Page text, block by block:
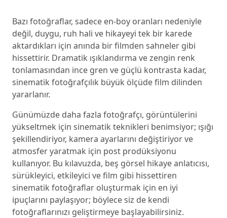
Bazı fotoğraflar, sadece en-boy oranları nedeniyle
değil, duygu, ruh hali ve hikayeyi tek bir karede
aktardıkları için anında bir filmden sahneler gibi
hissettirir. Dramatik ışıklandırma ve zengin renk
tonlamasından ince gren ve güçlü kontrasta kadar,
sinematik fotoğrafçılık büyük ölçüde film dilinden
yararlanır.
Günümüzde daha fazla fotoğrafçı, görüntülerini
yükseltmek için sinematik teknikleri benimsiyor; ışığı
şekillendiriyor, kamera ayarlarını değiştiriyor ve
atmosfer yaratmak için post prodüksiyonu
kullanıyor. Bu kılavuzda, beş görsel hikaye anlatıcısı,
sürükleyici, etkileyici ve film gibi hissettiren
sinematik fotoğraflar oluşturmak için en iyi
ipuçlarını paylaşıyor; böylece siz de kendi
fotoğraflarınızı geliştirmeye başlayabilirsiniz.